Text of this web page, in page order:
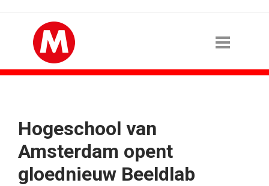
Hogeschool van
Amsterdam opent
gloednieuw Beeldlab